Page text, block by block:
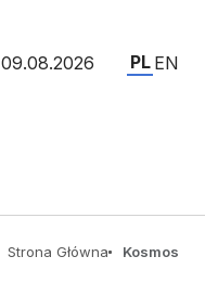
09.08.2026 PL EN
Strona Główna Kosmos